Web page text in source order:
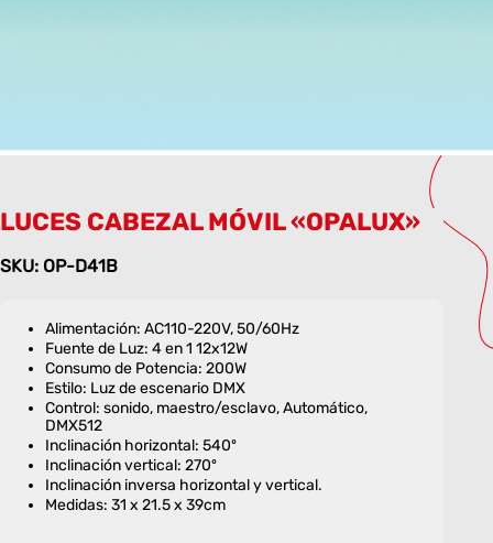
LUCES CABEZAL MÓVIL «OPALUX»
SKU: OP-D41B
Alimentación: AC110-220V, 50/60Hz
Fuente de Luz: 4 en 1 12x12W
Consumo de Potencia: 200W
Estilo: Luz de escenario DMX
Control: sonido, maestro/esclavo, Automático,
DMX512
Inclinación horizontal: 540º
Inclinación vertical: 270º
Inclinación inversa horizontal y vertical.
Medidas: 31 x 21.5 x 39cm